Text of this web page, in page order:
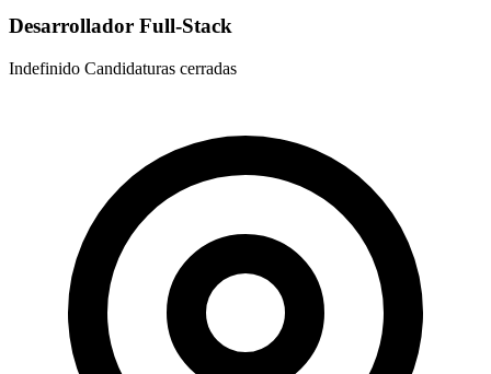
Desarrollador Full-Stack
Indefinido Candidaturas cerradas